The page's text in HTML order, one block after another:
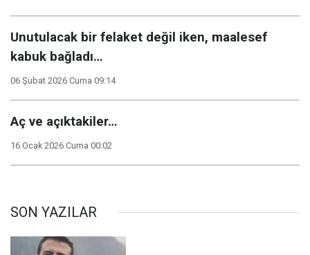
Unutulacak bir felaket değil iken, maalesef
kabuk bağladı…
06 Şubat 2026 Cuma 09:14
Aç ve açıktakiler…
16 Ocak 2026 Cuma 00:02
SON YAZILAR